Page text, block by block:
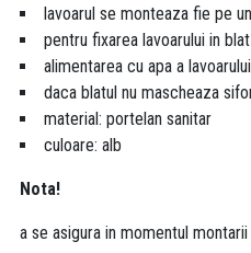
lavoarul se monteaza fie pe
pentru fixarea lavoarului in
alimentarea cu apa a
daca blatul nu mascheaza
material: portelan sanitar
culoare: alb
Nota!
a se asigura in momentul